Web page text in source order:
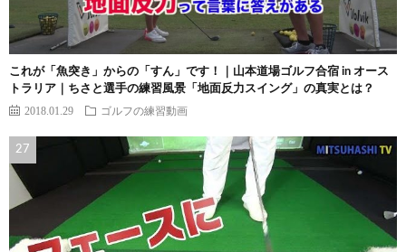
これが「魚突き」からの「すん」です！｜山本道場ゴルフ合宿 in オース
トラリア｜ちさと選手の練習風景「地面反力スイング」の真実とは？
2018.01.29 ゴルフの練習動画